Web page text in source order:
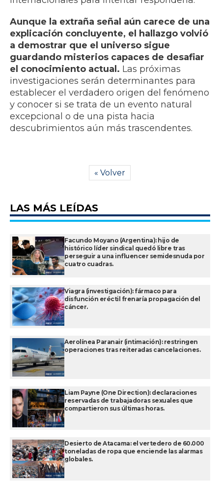
Aunque la extraña señal aún carece de una
explicación concluyente, el hallazgo volvió
a demostrar que el universo sigue
guardando misterios capaces de desafiar
el conocimiento actual. Las próximas
investigaciones serán determinantes para
establecer el verdadero origen del fenómeno
y conocer si se trata de un evento natural
excepcional o de una pista hacia
descubrimientos aún más trascendentes.
« Volver
LAS MÁS LEÍDAS
Facundo Moyano (Argentina): hijo de
histórico líder sindical quedó libre tras
perseguir a una influencer semidesnuda por
cuatro cuadras.
Viagra (investigación): fármaco para
disfunción eréctil frenaría propagación del
cáncer.
Aerolínea Paranair (intimación): restringen
operaciones tras reiteradas cancelaciones.
Liam Payne (One Direction): declaraciones
reservadas de trabajadoras sexuales que
compartieron sus últimas horas.
Desierto de Atacama: el vertedero de 60.000
toneladas de ropa que enciende las alarmas
globales.